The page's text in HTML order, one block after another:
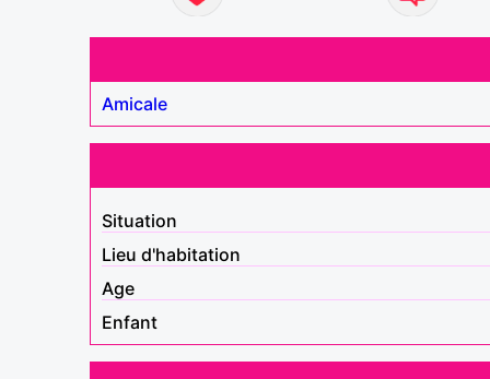
Amicale
Situation
Lieu d'habitation
Age
Enfant